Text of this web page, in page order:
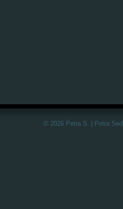
© 2026 Petra S. | Petra